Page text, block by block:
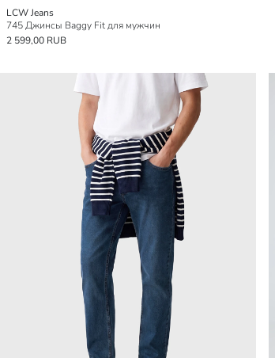
LCW Jeans
745 Джинсы Baggy Fit для мужчин
2 599,00 RUB